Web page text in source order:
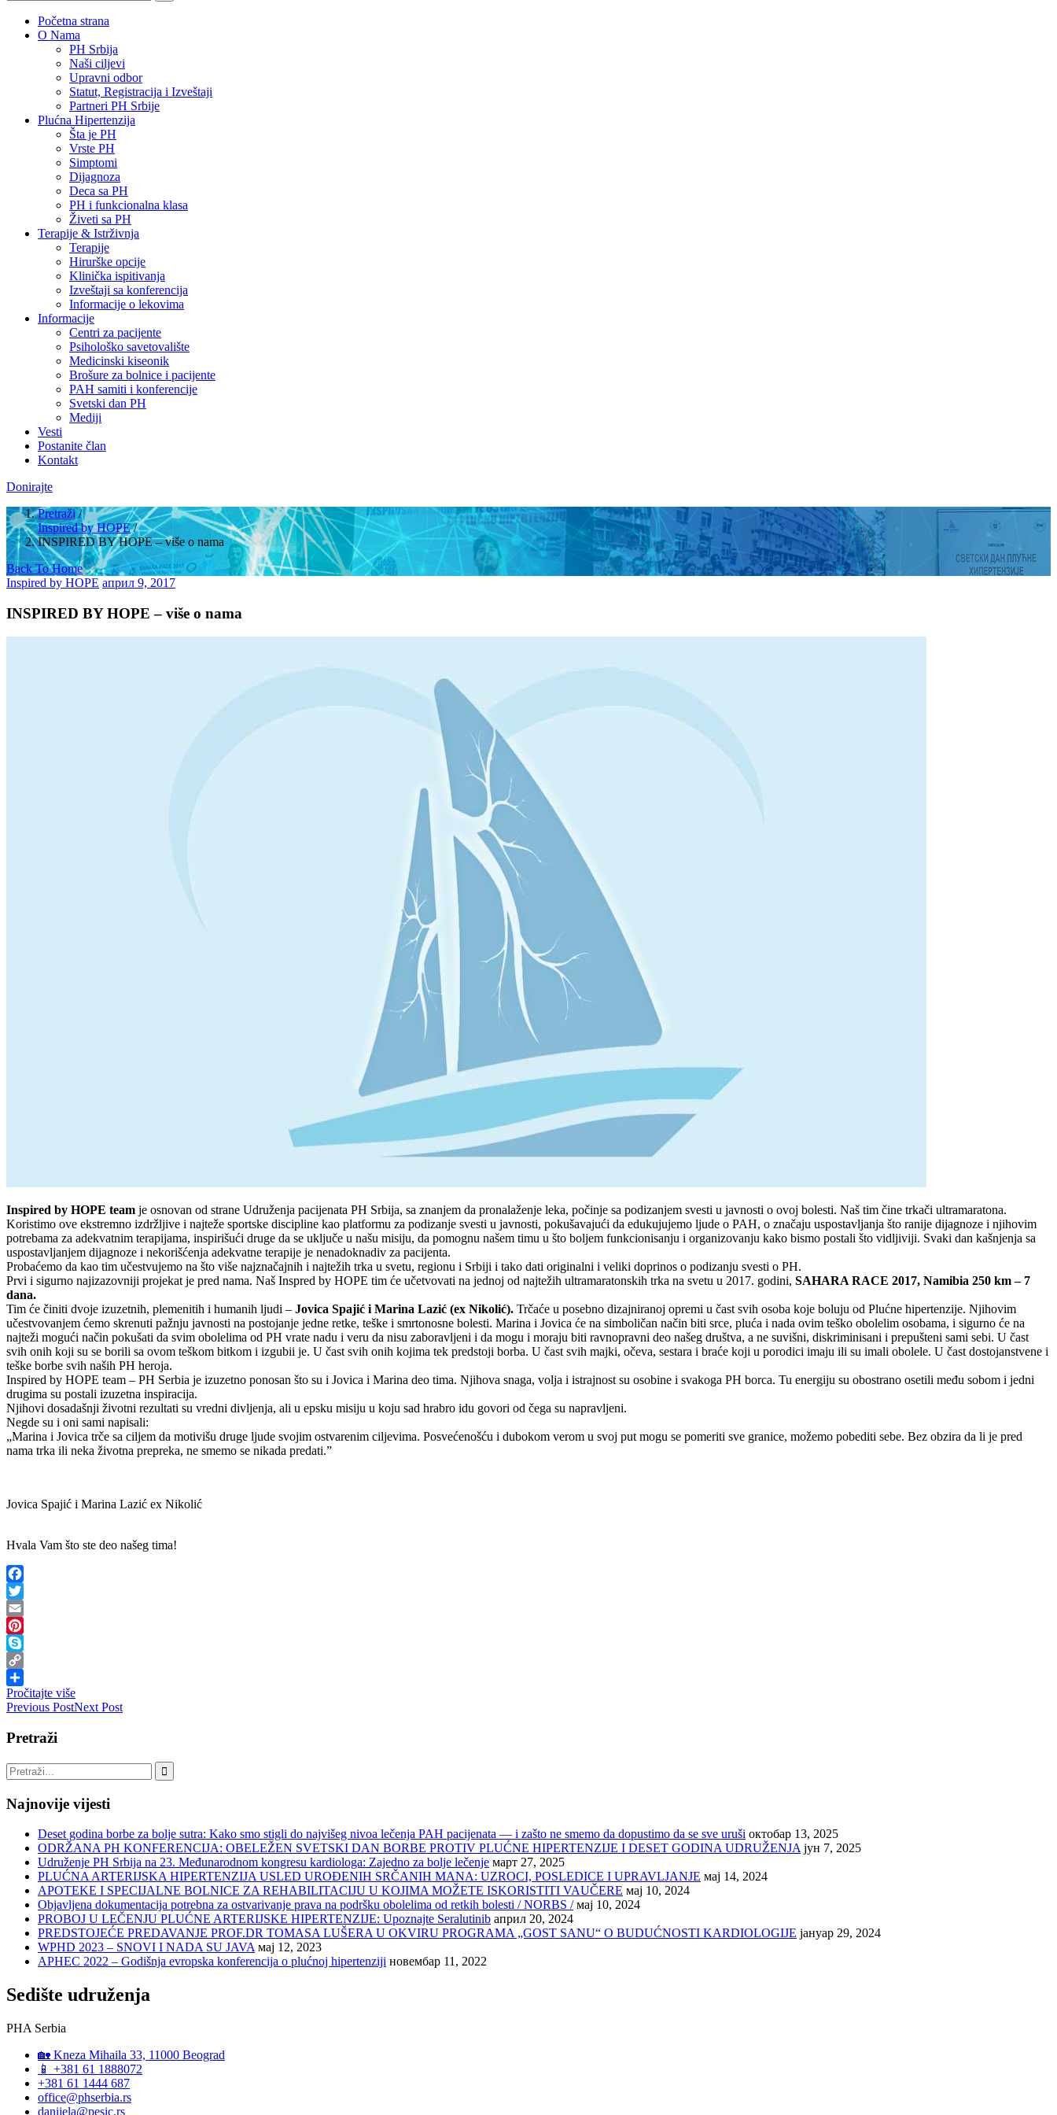
Početna strana
O Nama
PH Srbija
Naši ciljevi
Upravni odbor
Statut, Registracija i Izveštaji
Partneri PH Srbije
Plućna Hipertenzija
Šta je PH
Vrste PH
Simptomi
Dijagnoza
Deca sa PH
PH i funkcionalna klasa
Živeti sa PH
Terapije & Istrživnja
Terapije
Hirurške opcije
Klinička ispitivanja
Izveštaji sa konferencija
Informacije o lekovima
Informacije
Centri za pacijente
Psihološko savetovalište
Medicinski kiseonik
Brošure za bolnice i pacijente
PAH samiti i konferencije
Svetski dan PH
Mediji
Vesti
Postanite član
Kontakt
Donirajte
Pretraži/
Inspired by HOPE/
INSPIRED BY HOPE – više o nama
Back To Home
Inspired by HOPE април 9, 2017
INSPIRED BY HOPE – više o nama
Inspired by HOPE team je osnovan od strane Udruženja pacijenata PH Srbija, sa znanjem da pronalaženje leka, počinje sa podizanjem svesti u javnosti o ovoj bolesti. Naš tim čine trkači ultramaratona.
Koristimo ove ekstremno izdržljive i najteže sportske discipline kao platformu za podizanje svesti u javnosti, pokušavajući da edukujujemo ljude o PAH, o značaju uspostavljanja što ranije dijagnoze i njihovim
potrebama za adekvatnim terapijama, inspirišući druge da se uključe u našu misiju, da pomognu našem timu u što boljem funkcionisanju i organizovanju kako bismo postali što vidljiviji. Svaki dan kašnjenja sa
uspostavljanjem dijagnoze i nekorišćenja adekvatne terapije je nenadoknadiv za pacijenta.
Probaćemo da kao tim učestvujemo na što više najznačajnih i najtežih trka u svetu, regionu i Srbiji i tako dati originalni i veliki doprinos o podizanju svesti o PH.
Prvi i sigurno najizazovniji projekat je pred nama. Naš Inspred by HOPE tim će učetvovati na jednoj od najtežih ultramaratonskih trka na svetu u 2017. godini, SAHARA RACE 2017, Namibia 250 km – 7
dana.
Tim će činiti dvoje izuzetnih, plemenitih i humanih ljudi – Jovica Spajić i Marina Lazić (ex Nikolić). Trčaće u posebno dizajniranoj opremi u čast svih osoba koje boluju od Plućne hipertenzije. Njihovim
učestvovanjem ćemo skrenuti pažnju javnosti na postojanje jedne retke, teške i smrtonosne bolesti. Marina i Jovica će na simboličan način biti srce, pluća i nada ovim teško obolelim osobama, i sigurno će na
najteži mogući način pokušati da svim obolelima od PH vrate nadu i veru da nisu zaboravljeni i da mogu i moraju biti ravnopravni deo našeg društva, a ne suvišni, diskriminisani i prepušteni sami sebi. U čast
svih onih koji su se borili sa ovom teškom bitkom i izgubii je. U čast svih onih kojima tek predstoji borba. U čast svih majki, očeva, sestara i braće koji u porodici imaju ili su imali obolele. U čast dostojanstvene i
teške borbe svih naših PH heroja.
Inspired by HOPE team – PH Serbia je izuzetno ponosan što su i Jovica i Marina deo tima. Njihova snaga, volja i istrajnost su osobine i svakoga PH borca. Tu energiju su obostrano osetili među sobom i jedni
drugima su postali izuzetna inspiracija.
Njihovi dosadašnji životni rezultati su vredni divljenja, ali u epsku misiju u koju sad hrabro idu govori od čega su napravljeni.
Negde su i oni sami napisali:
„Marina i Jovica trče sa ciljem da motivišu druge ljude svojim ostvarenim ciljevima. Posvećenošću i dubokom verom u svoj put mogu se pomeriti sve granice, možemo pobediti sebe. Bez obzira da li je pred
nama trka ili neka životna prepreka, ne smemo se nikada predati.”
Jovica Spajić i Marina Lazić ex Nikolić
Hvala Vam što ste deo našeg tima!
Facebook
Twitter
Email
Pinterest
Skype
Copy
Link
Share
Pročitajte više
Previous PostNext Post
Pretraži
Najnovije vijesti
Deset godina borbe za bolje sutra: Kako smo stigli do najvišeg nivoa lečenja PAH pacijenata — i zašto ne smemo da dopustimo da se sve uruši октобар 13, 2025
ODRŽANA PH KONFERENCIJA: OBELEŽEN SVETSKI DAN BORBE PROTIV PLUĆNE HIPERTENZIJE I DESET GODINA UDRUŽENJA јун 7, 2025
Udruženje PH Srbija na 23. Međunarodnom kongresu kardiologa: Zajedno za bolje lečenje март 27, 2025
PLUĆNA ARTERIJSKA HIPERTENZIJA USLED UROĐENIH SRČANIH MANA: UZROCI, POSLEDICE I UPRAVLJANJE мај 14, 2024
APOTEKE I SPECIJALNE BOLNICE ZA REHABILITACIJU U KOJIMA MOŽETE ISKORISTITI VAUČERE мај 10, 2024
Objavljena dokumentacija potrebna za ostvarivanje prava na podršku obolelima od retkih bolesti / NORBS / мај 10, 2024
PROBOJ U LEČENJU PLUĆNE ARTERIJSKE HIPERTENZIJE: Upoznajte Seralutinib април 20, 2024
PREDSTOJEĆE PREDAVANJE PROF.DR TOMASA LUŠERA U OKVIRU PROGRAMA „GOST SANU“ O BUDUĆNOSTI KARDIOLOGIJE јануар 29, 2024
WPHD 2023 – SNOVI I NADA SU JAVA мај 12, 2023
APHEC 2022 – Godišnja evropska konferencija o plućnoj hipertenziji новембар 11, 2022
Sedište udruženja
PHA Serbia
🏡 Kneza Mihaila 33, 11000 Beograd
📱 +381 61 1888072
+381 61 1444 687
office@phserbia.rs
danijela@pesic.rs